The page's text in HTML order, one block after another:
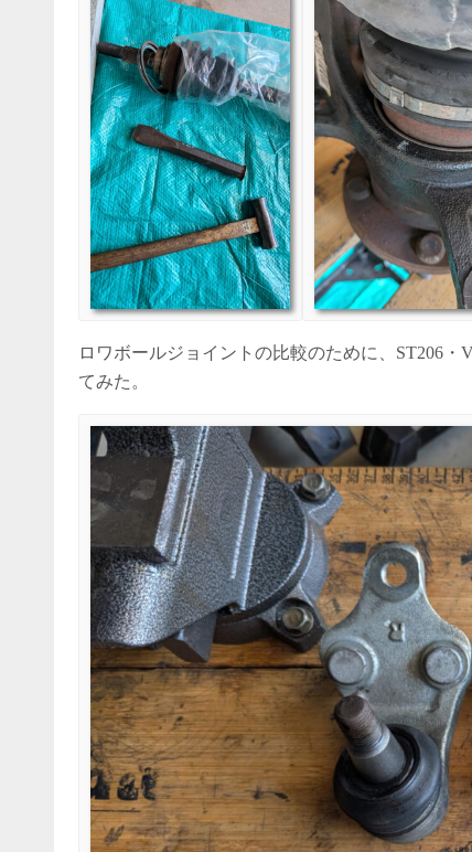
ロワボールジョイントの比較のために、ST206
てみた。